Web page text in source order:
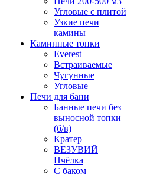
Угловые с плитой
Узкие печи
камины
Каминные топки
Everest
Встраиваемые
Чугунные
Угловые
Печи для бани
Банные печи без
выносной топки
(б/в)
Кратер
ВЕЗУВИЙ
Пчёлка
С баком